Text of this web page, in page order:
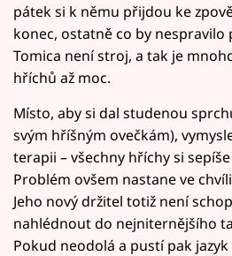
pátek si k němu přijdou ke
konec, ostatně co by nespravilo
Tomica není stroj, a tak je
hříchů až moc.
Místo, aby si dal studenou
svým hříšným ovečkám),
terapii – všechny hříchy si
Problém ovšem nastane ve
Jeho nový držitel totiž není
nahlédnout do nejniternějšího
Pokud neodolá a pustí pak